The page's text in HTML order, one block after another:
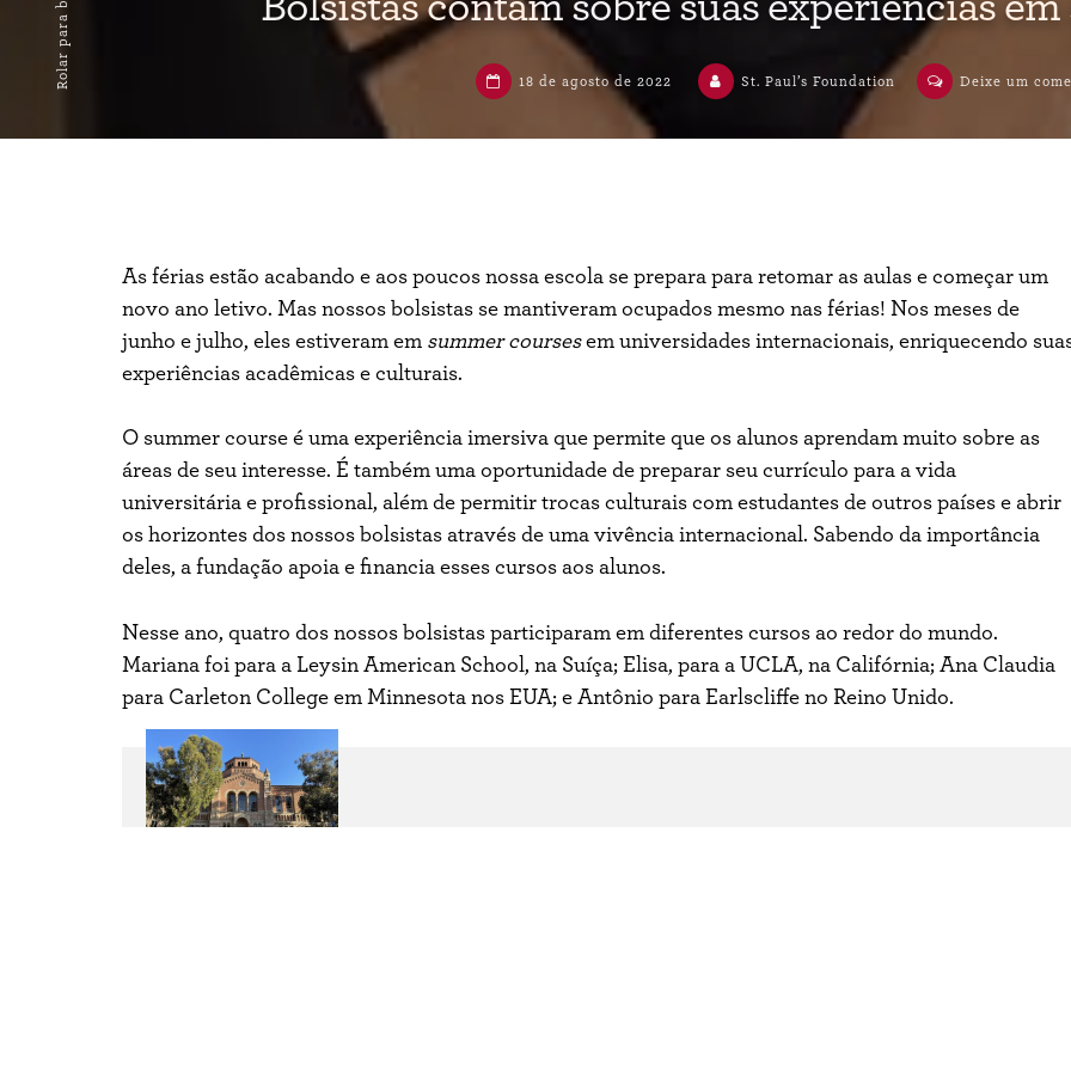
18 de agosto de 2022 St. Paul’s Foundation Deixe um
Rolar para baixo
As férias estão acabando e aos poucos nossa escola se prepara para retomar as aulas e começar um
novo ano letivo. Mas nossos bolsistas se mantiveram ocupados mesmo nas férias! Nos meses de
junho e julho, eles estiveram em summer coursesem universidades internacionais, enriquecendo
experiências acadêmicas e culturais.
O summer course é uma experiência imersiva que permite que os alunos aprendam muito sobre as
áreas de seu interesse. É também uma oportunidade de preparar seu currículo para a vida
universitária e profissional, além de permitir trocas culturais com estudantes de outros países e abrir
os horizontes dos nossos bolsistas através de uma vivência internacional. Sabendo da importância
deles, a fundação apoia e financia esses cursos aos alunos.
Nesse ano, quatro dos nossos bolsistas participaram em diferentes cursos ao redor do mundo.
Mariana foi para a Leysin American School, na Suíça; Elisa, para a UCLA, na Califórnia; Ana Claudia
para Carleton College em Minnesota nos EUA; e Antônio para Earlscliffe no Reino Unido.